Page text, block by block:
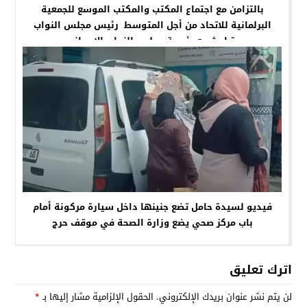
بالتزامن مع اجتماع المكتب والمكتب الموسع للجمعية
البرلمانية للاتحاد من أجل المتوسط رئيس مجلس النواب
يتباحث مع رئيسة مجلس النواب الإسباني
فيديو لسيدة حامل تضع جنينها داخل سيارة مركونة أمام
باب مركز صحي يضع وزارة الصحة في موقف حرج
اترك تعليق
لن يتم نشر عنوان بريدك الإلكتروني. الحقول الإلزامية مشار إليها بـ*